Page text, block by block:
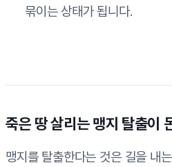
묶이는 상태가 됩니다.
죽은 땅 살리는 맹지 탈출이
맹지를 탈출한다는 것은 길을 내